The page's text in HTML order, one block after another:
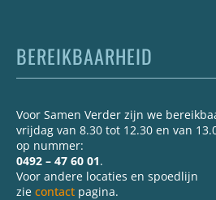
BEREIKBAARHEID
Voor Samen Verder zijn we
vrijdag van 8.30 tot 12.30 en van
op nummer:
0492 – 47 60 01.
Voor andere locaties en spoedlijn
zie contact pagina.